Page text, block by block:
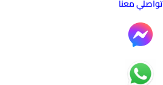
تواصلي معنا